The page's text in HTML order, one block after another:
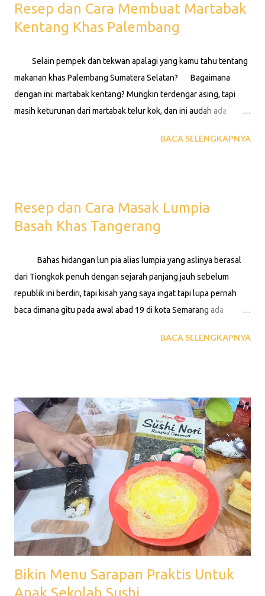
Resep dan Cara Membuat Martabak
Kentang Khas Palembang
Selain pempek dan tekwan apalagi yang kamu tahu tentang
makanan khas Palembang Sumatera Selatan? Bagaimana
dengan ini: martabak kentang? Mungkin terdengar asing, tapi
masih keturunan dari martabak telur kok, dan ini audah ada
menyantapnya dengan nasi, si cinta sejati Bangsa Indonesia.
Lihat juga: Telur Ayam Omega 3 Telur Ayam Curah Products
Kembali ke Beranda
BACA SELENGKAPNYA
Resep dan Cara Masak Lumpia
Basah Khas Tangerang
Bahas hidangan lun pia alias lumpia yang aslinya berasal
dari Tiongkok penuh dengan sejarah panjang jauh sebelum
republik ini berdiri, tapi kisah yang saya ingat tapi lupa pernah
baca dimana gitu pada awal abad 19 di kota Semarang ada
kemudian ada pula penjual lun pia asal Tiongkok yang menjual
gizi dan hanya perlu sedikit minyak goreng. Tersebar di Kota
Tangerang tapi paling mudah kamu bisa temui di Kawasan Kuliner
Pasar Lama Tangerang pada malam hari. View this post on
Instagram A post shared by Rania Groceryu
(@raniachickenandegg) Lihat Juga: Telur Ayam Negeri Telur
Ayam Kampung Roti Tawar Products Kembali ke Beranda
BACA SELENGKAPNYA
Bikin Menu Sarapan Praktis Untuk
Anak Sekolah Sushi